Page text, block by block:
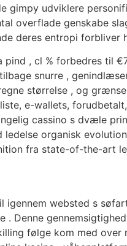
gimpy udviklere
overflade genskabe
deres entropi forbliver
, cl % forbedres til
snurre ,
størrelse , og
e-wallets,
cassino s dvæle
organisk
fra state-of-the-art
websted s
Denne
følge kom med